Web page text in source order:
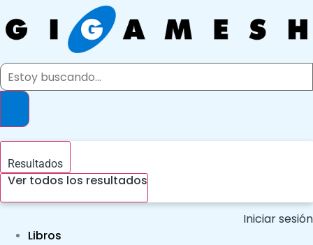
al
contenido
Search
Resultados
Ver todos los resultados
Iniciar sesión
Libros